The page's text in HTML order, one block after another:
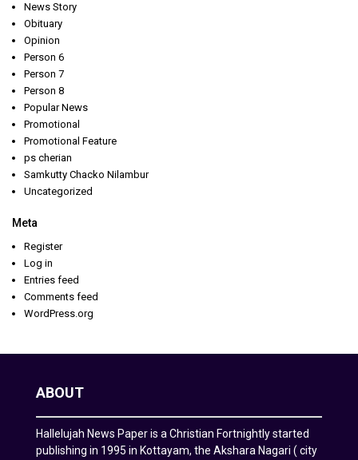
News Story
Obituary
Opinion
Person 6
Person 7
Person 8
Popular News
Promotional
Promotional Feature
ps cherian
Samkutty Chacko Nilambur
Uncategorized
Meta
Register
Log in
Entries feed
Comments feed
WordPress.org
ABOUT
Hallelujah News Paper is a Christian Fortnightly started
publishing in 1995 in Kottayam, the Akshara Nagari ( city